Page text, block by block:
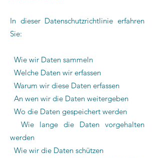
In dieser Datenschutzrichtlinie erfahren
Sie:
Wie wir Daten sammeln
Welche Daten wir erfassen
Warum wir diese Daten erfassen
An wen wir die Daten weitergeben
Wo die Daten gespeichert werden
Wie lange die Daten vorgehalten
werden
Wie wir die Daten schützen